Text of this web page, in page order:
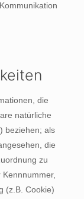
die
natürliche
beziehen; als
die
zu
(z.B. Cookie)